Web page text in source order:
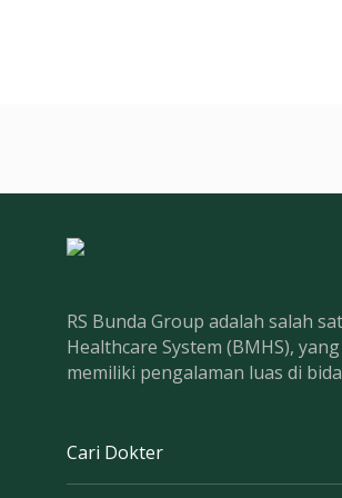
RS Bunda Group adalah salah
Healthcare System (BMHS),
memiliki pengalaman luas di
Cari Dokter